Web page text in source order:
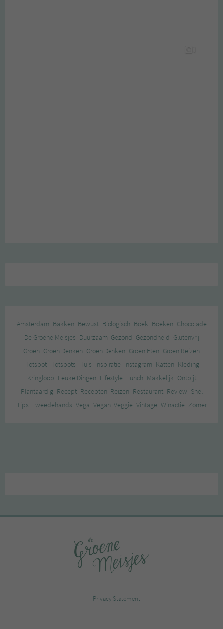
Amsterdam Bakken Bewust Biologisch Boek Boeken Chocolade
De Groene Meisjes Duurzaam Gezond Gezondheid Glutenvrij
Groen Groen Denken Groen Denken Groen Eten Groen Reizen
Hotspot Hotspots Huis Inspiratie Instagram Katten Kleding
Kringloop Leuke Dingen Lifestyle Lunch Makkelijk Ontbijt
Plantaardig Recept Recepten Reizen Restaurant Review Snel
Tips Tweedehands Vega Vegan Veggie Vintage Winactie Zomer
Privacy Statement